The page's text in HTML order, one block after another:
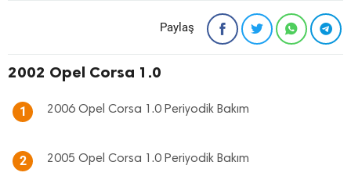
Paylaş
2002 Opel Corsa 1.0
1 2006 Opel Corsa 1.0 Periyodik Bakım
2 2005 Opel Corsa 1.0 Periyodik Bakım